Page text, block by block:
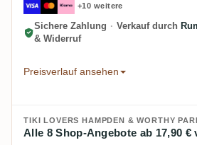
+10 weitere
Sichere Zahlung · Verkauf durch
& Widerruf
Preisverlauf ansehen
Alle 8 Shop-Angebote ab 17,90 €